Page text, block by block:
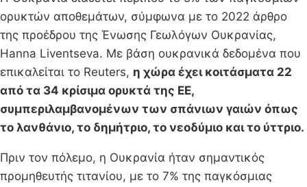
ορυκτών αποθεμάτων, σύμφωνα με το 2022 άρθρο
της προέδρου της Ένωσης Γεωλόγων Ουκρανίας,
Hanna Liventseva. Με βάση ουκρανικά δεδομένα που
επικαλείται το Reuters, η χώρα έχει κοιτάσματα 22
από τα 34 κρίσιμα ορυκτά της ΕΕ,
συμπεριλαμβανομένων των σπάνιων γαιών όπως
το λανθάνιο, το δημήτριο, το νεοδύμιο και το ύττριο.
Πριν τον πόλεμο, η Ουκρανία ήταν σημαντικός
προμηθευτής τιτανίου, με το 7% της παγκόσμιας